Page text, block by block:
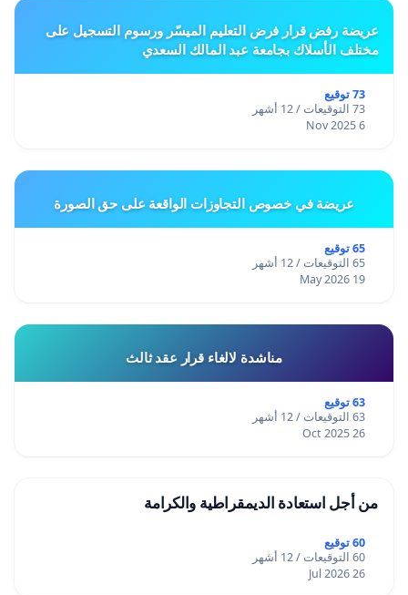
عريضة رفض قرار فرض التعليم الميسّر ورسوم التسجيل على
مختلف الأسلاك بجامعة عبد المالك السعدي
73 توقيع
73 التوقيعات / 12 أشهر
6 Nov 2025
عريضة في خصوص التجاوزات الواقعة على حق الصورة
65 توقيع
65 التوقيعات / 12 أشهر
19 May 2026
مناشدة لالغاء قرار عقد ثالث
63 توقيع
63 التوقيعات / 12 أشهر
26 Oct 2025
من أجل استعادة الديمقراطية والكرامة
60 توقيع
60 التوقيعات / 12 أشهر
26 Jul 2026